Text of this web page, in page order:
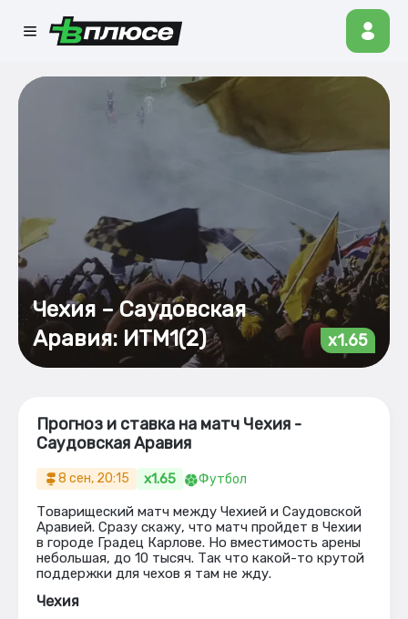
Чехия – Саудовская
Аравия: ИТМ1(2)
x1.65
Прогноз и ставка на матч Чехия -
Саудовская Аравия
8 сен, 20:15 x1.65 Футбол
Товарищеский матч между Чехией и Саудовской
Аравией. Сразу скажу, что матч пройдет в Чехии
в городе Градец Карлове. Но вместимость арены
небольшая, до 10 тысяч. Так что какой-то крутой
поддержки для чехов я там не жду.
Чехия